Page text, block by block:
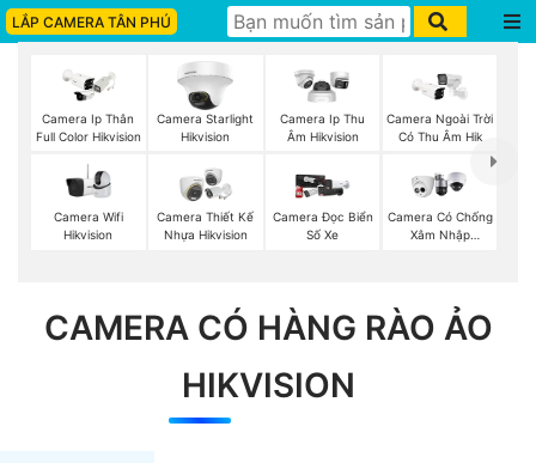
LẮP CAMERA TÂN PHÚ
Camera Ip Thân
Full Color Hikvision
Camera Starlight
Hikvision
Camera Ip Thu
Âm Hikvision
Camera Ngoài Trời
Có Thu Âm Hik
Camera Wifi
Hikvision
Camera Thiết Kế
Nhựa Hikvision
Camera Đọc Biển
Số Xe
Camera Có Chống
Xâm Nhập
CAMERA CÓ HÀNG RÀO ẢO
HIKVISION